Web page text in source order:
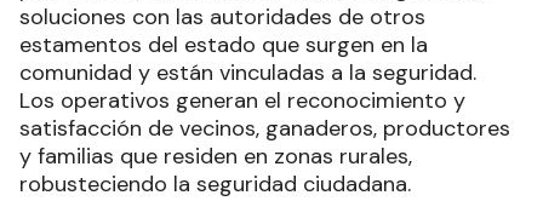
soluciones con las autoridades de otros
estamentos del estado que surgen en la
comunidad y están vinculadas a la seguridad.
Los operativos generan el reconocimiento y
satisfacción de vecinos, ganaderos, productores
y familias que residen en zonas rurales,
robusteciendo la seguridad ciudadana.